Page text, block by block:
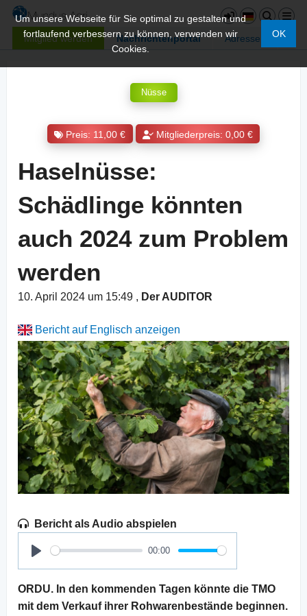
Mitglied werden Nachrichtenportal Adressen
Um unsere Webseite für Sie optimal zu gestalten und
fortlaufend verbessern zu können, verwenden wir
Cookies.
OK
Nüsse
Preis: 11,00 € Mitgliederpreis: 0,00 €
Haselnüsse:
Schädlinge könnten
auch 2024 zum Problem
werden
10. April 2024 um 15:49 , Der AUDITOR
Bericht auf Englisch anzeigen
Bericht als Audio abspielen
Play
00:00
ORDU. In den kommenden Tagen könnte die TMO
mit dem Verkauf ihrer Rohwarenbestände beginnen.